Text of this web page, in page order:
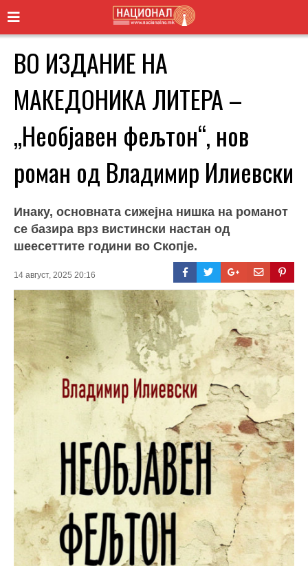
ВО ИЗДАНИЕ НА
МАКЕДОНИКА ЛИТЕРА –
„Необјавен фељтон“, нов
роман од Владимир Илиевски
Инаку, основната сижејна нишка на романот
се базира врз вистински настан од
шеесеттите години во Скопје.
14 август, 2025 20:16